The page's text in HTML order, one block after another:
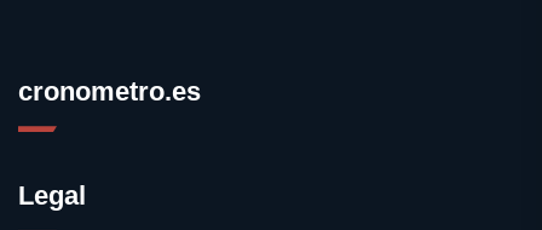
cronometro.es
Legal